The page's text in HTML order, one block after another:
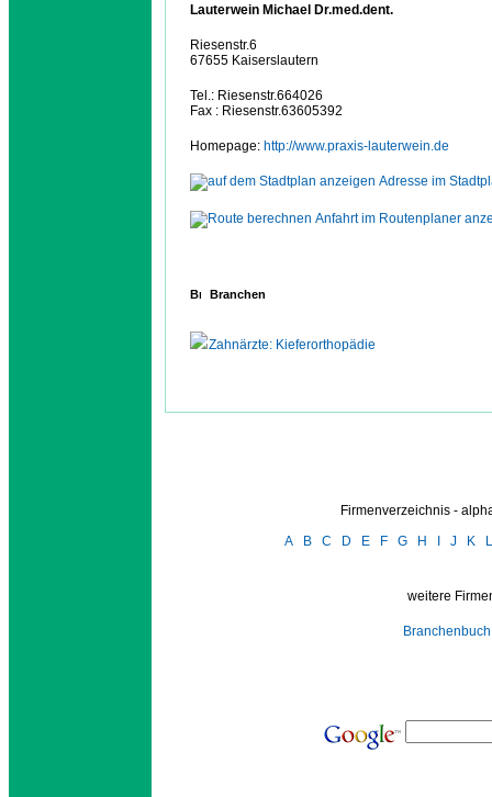
Lauterwein Michael Dr.med.dent.
Riesenstr.6
67655 Kaiserslautern
Tel.: Riesenstr.664026
Fax : Riesenstr.63605392
Homepage: http://www.praxis-lauterwein.de
Adresse im
Anfahrt im Routenplaner
Branchen
Zahnärzte: Kieferorthopädie
Firmenverzeichnis -
A
B C D E F G H J K L
weitere